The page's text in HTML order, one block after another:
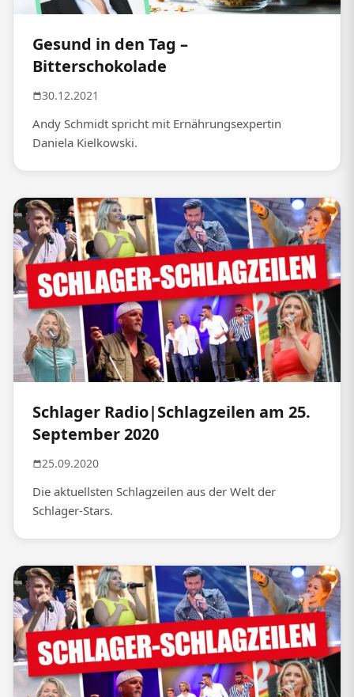
Gesund in den Tag –
Bitterschokolade
30.12.2021
Andy Schmidt spricht mit Ernährungsexpertin
Daniela Kielkowski.
Schlager Radio|Schlagzeilen am 25.
September 2020
25.09.2020
Die aktuellsten Schlagzeilen aus der Welt der
Schlager-Stars.